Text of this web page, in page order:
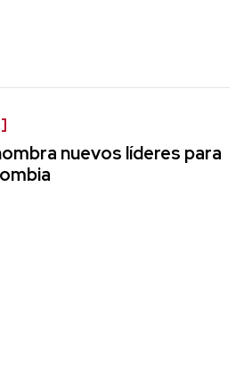
nuevos líderes para